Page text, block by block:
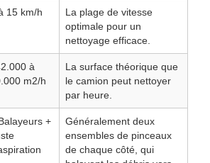
15 km/h
La plage de vitesse
optimale pour un
nettoyage efficace.
à
m2/h
La surface théorique que
le camion peut nettoyer
par heure.
+
Généralement deux
ensembles de pinceaux
de chaque côté, qui